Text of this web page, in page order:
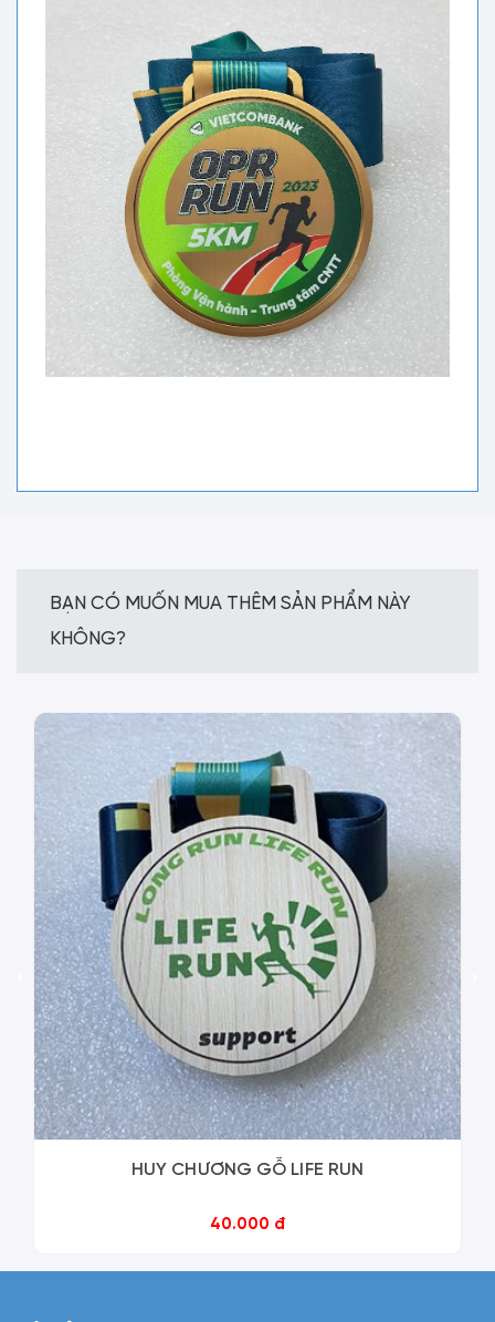
BẠN CÓ MUỐN MUA THÊM SẢN PHẨM NÀY
KHÔNG?
HUY CHƯƠNG GỖ LIFE RUN
40.000 đ